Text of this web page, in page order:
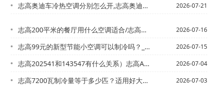
志高奥迪车冷热空调分别怎么开,志高奥迪车怎么启动空调 2026-07-21
志高200平米的餐厅用什么空调适合/志高213切诺基空调不凉怎么回事 2026-07-16
志高99元的新型节能小空调可以制冷吗？_1@120平方按多大的空调_1 2026-07-15
志高202541和143547有什么关系）志高A1、B1、B2级制冷剂分别都包含... 2026-07-04
志高7200瓦制冷量等于多少匹？适用好大面积_2@志高7200瓦制冷量等于多少匹... 2026-07-03